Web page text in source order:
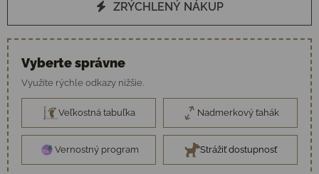
ZRÝCHLENÝ NÁKUP
Vyberte správne
Využite rýchle odkazy nižšie.
Veľkostná tabuľka Nadmerkový ťahák
Vernostný program Strážiť dostupnosť